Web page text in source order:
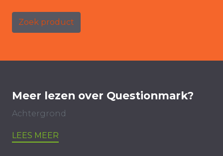
Zoek product
Meer lezen over Questionmark?
Achtergrond
LEES MEER